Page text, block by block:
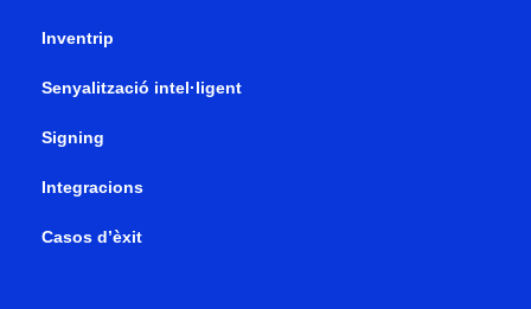
Inventrip
Senyalització intel·ligent
Signing
Integracions
Casos d’èxit